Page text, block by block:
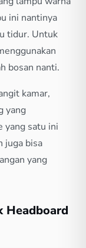
ini nantinya
tidur. Untuk
bosan nanti.
kamar,
yang
yang satu ini
juga bisa
yang
Headboard